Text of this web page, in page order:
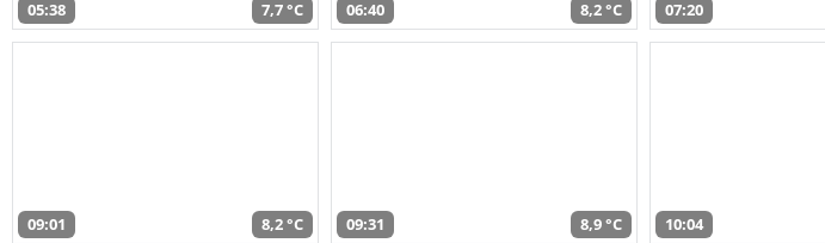
05:38 7,7 °C 06:40 8,2 °C 07:20
09:01 8,2 °C 09:31 8,9 °C 10:04